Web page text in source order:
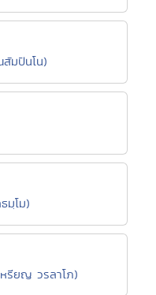
มปันโน)
มฺโม)
รียญ วรลาโภ)